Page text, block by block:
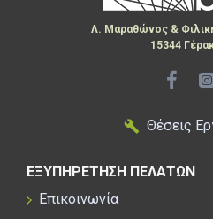
Λ. Μαραθώνος &
15344
Θέσεις
ΕΞΥΠΗΡΕΤΗΣΗ ΠΕΛΑΤΩΝ
Επικοινωνία